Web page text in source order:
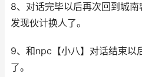
8、对话完毕以后再次回到城
发现伙计换人了。
9、和npc【小八】对话结束以
了。